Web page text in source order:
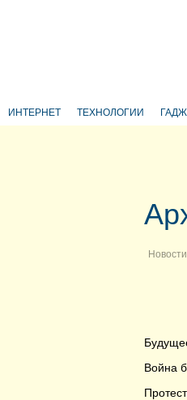
ИНТЕРНЕТ ТЕХНОЛОГИИ
Новости
Война